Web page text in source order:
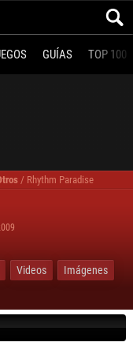
GUÍAS TOP 100
/ Rhythm Paradise
Videos
Imágenes